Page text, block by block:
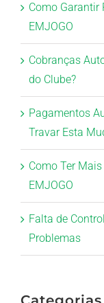
Como Garantir
EMJOGO
Cobranças
do Clube?
Pagamentos
Travar Esta
Como Ter
EMJOGO
Falta de
Problemas